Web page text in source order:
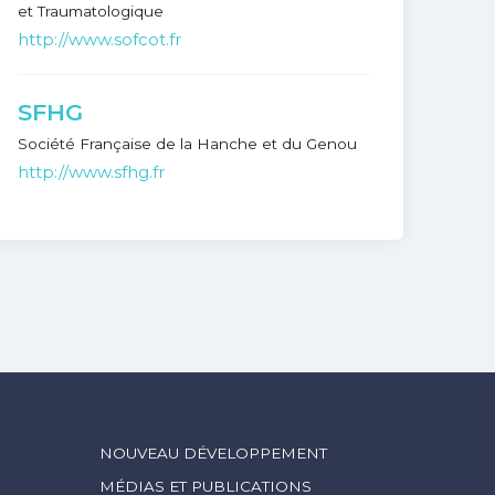
et Traumatologique
http://www.sofcot.fr
SFHG
Société Française de la Hanche et du Genou
http://www.sfhg.fr
NOUVEAU DÉVELOPPEMENT
MÉDIAS ET PUBLICATIONS